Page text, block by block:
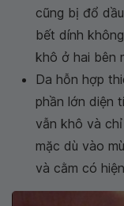
cũng bị đổ
bết dính
khô ở hai bên
Da hỗn hợp
phần lớn diện
vẫn khô và
mặc dù vào
và cằm có